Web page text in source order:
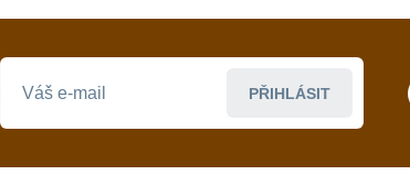
PŘIHLÁSIT